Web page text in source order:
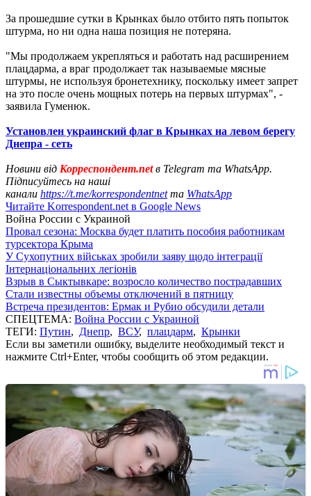
За прошедшие сутки в Крынках было отбито пять попыток
штурма, но ни одна наша позиция не потеряна.
"Мы продолжаем укрепляться и работать над расширением
плацдарма, а враг продолжает так называемые мясные
штурмы, не используя бронетехнику, поскольку имеет запрет
на это после очень мощных потерь на первых штурмах", -
заявила Гуменюк.
Установлен украинский флаг в Крынках на левом берегу
Днепра - сеть
Новини від Корреспондент.netв Telegram та WhatsApp.
Підписуйтесь на наші
канали https://t.me/korrespondentnetта WhatsApp
Читайте Korrespondent.net в Google News
Война России с Украиной
Провал сезона: Москва будет платить пособия работникам
турсектора Крыма
У Сухопутних військах зробили заяву щодо інтеграції
Інтернаціональних легіонів
Взрыв в Сыктывкаре: возросло количество пострадавших
Стали известны объемы отключений в пятницу
Встреча президентов: Ермак и Рубио обсудили детали
СПЕЦТЕМА: Война России с Украиной
ТЕГИ: Путин, Днепр, ВСУ, плацдарм, Крынки
Если вы заметили ошибку, выделите необходимый текст и
нажмите Ctrl+Enter, чтобы сообщить об этом редакции.